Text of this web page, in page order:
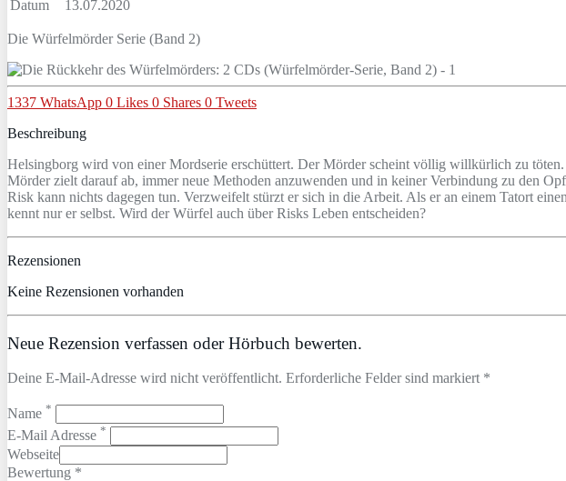
Datum
13.07.2020
Die Würfelmörder Serie (Band 2)
1337 WhatsApp 0 Likes 0 Shares 0 Tweets
Beschreibung
Helsingborg wird von einer Mordserie erschüttert. Der Mörder scheint völlig willkürlich zu
Mörder zielt darauf ab, immer neue Methoden anzuwenden und in keiner Verbindung zu den
Risk kann nichts dagegen tun. Verzweifelt stürzt er sich in die Arbeit. Als er an einem Tatort
kennt nur er selbst. Wird der Würfel auch über Risks Leben entscheiden?
Rezensionen
Keine Rezensionen vorhanden
Neue Rezension verfassen oder Hörbuch bewerten.
Deine E-Mail-Adresse wird nicht veröffentlicht. Erforderliche Felder sind markiert *
Name *
E-Mail Adresse *
Webseite
Bewertung *